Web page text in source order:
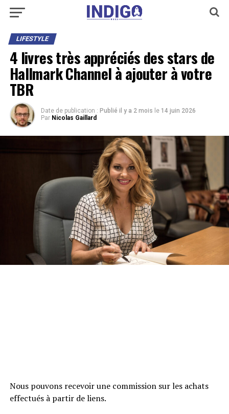
LIFESTYLE
4 livres très appréciés des stars de
Hallmark Channel à ajouter à votre
TBR
Date de publication : Publié il y a 2 mois le 14 juin 2026
Par Nicolas Gaillard
Nous pouvons recevoir une commission sur les achats
effectués à partir de liens.